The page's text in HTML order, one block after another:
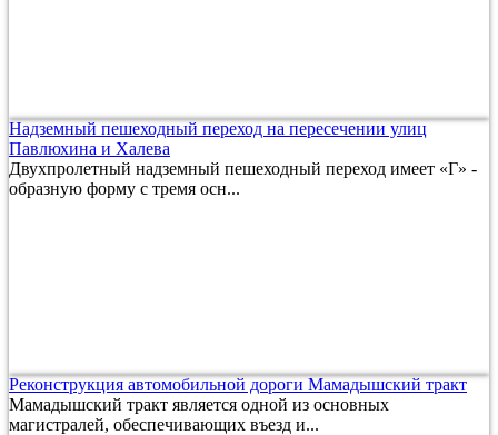
Надземный пешеходный переход на пересечении улиц
Павлюхина и Халева
Двухпролетный надземный пешеходный переход имеет «Г» -
образную форму с тремя осн...
Реконструкция автомобильной дороги Мамадышский тракт
Мамадышский тракт является одной из основных
магистралей, обеспечивающих въезд и...